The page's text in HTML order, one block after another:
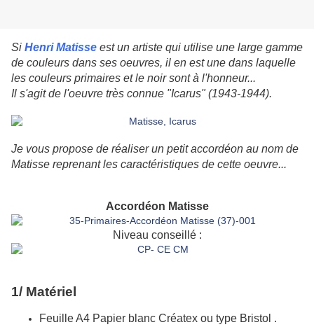
Si Henri Matisse est un artiste qui utilise une large gamme
de couleurs dans ses oeuvres, il en est une dans laquelle
les couleurs primaires et le noir sont à l'honneur...
Il s'agit de l'oeuvre très connue "Icarus" (1943-1944).
Je vous propose de réaliser un petit accordéon au nom de
Matisse reprenant les caractéristiques de cette oeuvre...
Accordéon Matisse
Niveau conseillé :
1/ Matériel
Feuille A4 Papier blanc Créatex ou type Bristol .